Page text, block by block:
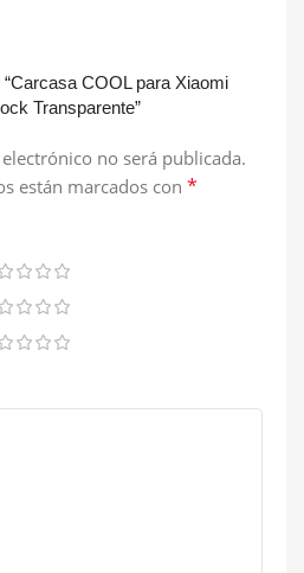
COOL para Xiaomi
Transparente”
no será publicada.
están marcados con *